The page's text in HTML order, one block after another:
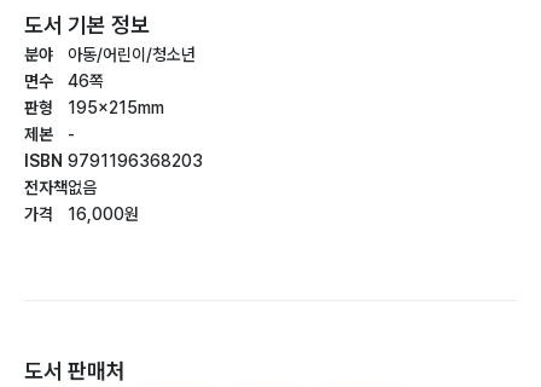
도서 기본 정보
분야
면수
판형
제본
ISBN
전자책
가격
아동/어린이/청소년
46쪽
195×215mm
-
9791196368203
없음
16,000원
도서 판매처